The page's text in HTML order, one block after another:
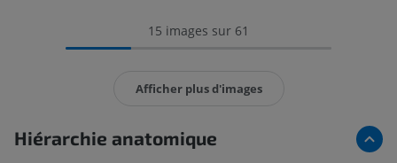
15 images sur 61
Afficher plus d'images
Hiérarchie anatomique